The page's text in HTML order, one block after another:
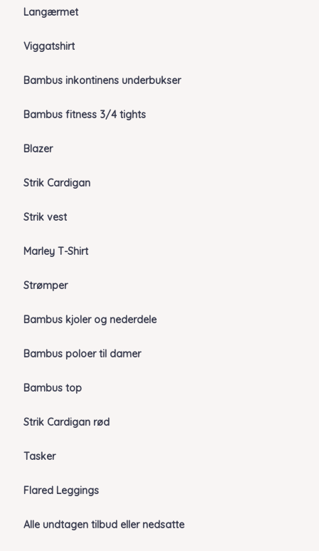
Langærmet
Viggatshirt
Bambus inkontinens underbukser
Bambus fitness 3/4 tights
Blazer
Strik Cardigan
Strik vest
Marley T-Shirt
Strømper
Bambus kjoler og nederdele
Bambus poloer til damer
Bambus top
Strik Cardigan rød
Tasker
Flared Leggings
Alle undtagen tilbud eller nedsatte